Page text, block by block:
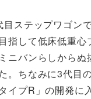
ステップワゴン
指して低床低重心
ニバンらしからぬ
。ちなみに3代目
イプR」の開発に